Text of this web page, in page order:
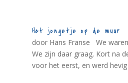
Het jongetje op de muur
door Hans Franse We
We zijn daar graag. Kort na
voor het eerst, en werd hevig